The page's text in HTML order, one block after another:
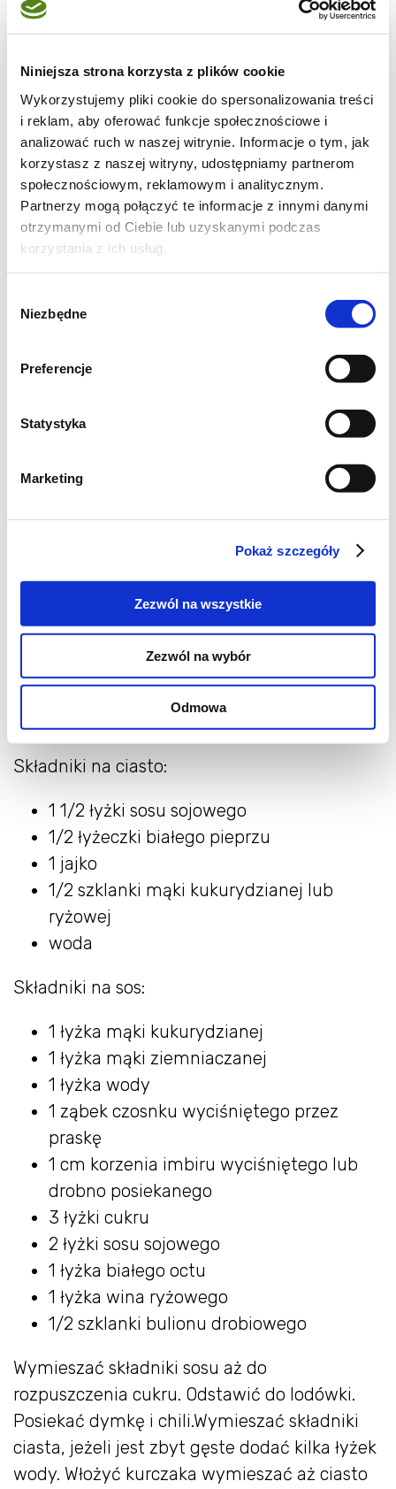
Niniejsza strona korzysta z plików cookie
Wykorzystujemy pliki cookie do spersonalizowania treści
i reklam, aby oferować funkcje społecznościowe i
analizować ruch w naszej witrynie. Informacje o tym, jak
korzystasz z naszej witryny, udostępniamy partnerom
społecznościowym, reklamowym i analitycznym.
Partnerzy mogą połączyć te informacje z innymi danymi
otrzymanymi od Ciebie lub uzyskanymi podczas
korzystania z ich usług.
zgody
Niezbędne
Preferencje
Statystyka
Marketing
Pokaż szczegóły
Zezwól na wszystkie
Zezwól na wybór
Odmowa
Kurczak generała Tso jest jednym z bardziej
można domyslić bardzo chetnie sięgnęłam
po ten przepis. Zrobiłam to, żeby sie
przekonać, że faktycznie mięso jest pyszne a
sos jest wspaniałym uzupełnieniem tego
dania. Bardzo polecam. Sugerowałam się
przepisem znalezionymtutaji jest to moja
propozycja do akcjiIreny i Andrzeja.
pociętego w 2,5 cm kostki
olej do głębokiego smażenia
Składniki na ciasto:
1 1/2 łyżki sosu sojowego
1/2 łyżeczki białego pieprzu
1 jajko
1/2 szklanki mąki kukurydzianej lub
ryżowej
woda
Składniki na sos:
1 łyżka mąki kukurydzianej
1 łyżka mąki ziemniaczanej
1 łyżka wody
1 ząbek czosnku wyciśniętego przez
praskę
1 cm korzenia imbiru wyciśniętego lub
drobno posiekanego
3 łyżki cukru
2 łyżki sosu sojowego
1 łyżka białego octu
1 łyżka wina ryżowego
1/2 szklanki bulionu drobiowego
Wymieszać składniki sosu aż do
rozpuszczenia cukru. Odstawić do lodówki.
Posiekać dymkę i chili.Wymieszać składniki
ciasta, jeżeli jest zbyt gęste dodać kilka łyżek
wody. Włożyć kurczaka wymieszać aż ciasto